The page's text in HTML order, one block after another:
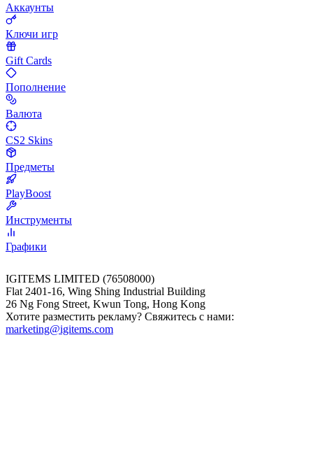
Аккаунты
Ключи игр
Gift Cards
Пополнение
Валюта
CS2 Skins
Предметы
PlayBoost
Инструменты
Графики
IGITEMS LIMITED (76508000)
Flat 2401-16, Wing Shing Industrial Building
26 Ng Fong Street, Kwun Tong, Hong Kong
Хотите разместить рекламу? Свяжитесь с нами:
marketing@igitems.com